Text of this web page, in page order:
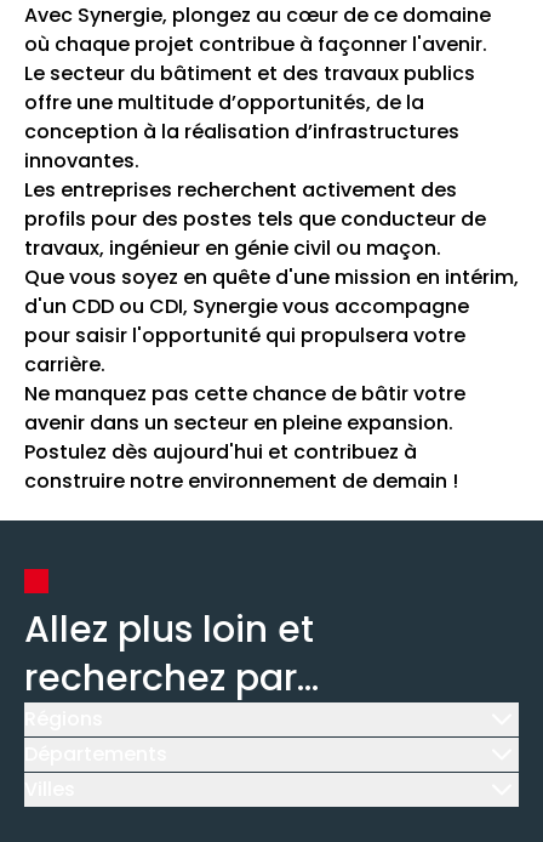
Avec Synergie, plongez au cœur de ce domaine
où chaque projet contribue à façonner l'avenir.
Le secteur du bâtiment et des travaux publics
offre une multitude d’opportunités, de la
conception à la réalisation d’infrastructures
innovantes.
Les entreprises recherchent activement des
profils pour des postes tels que conducteur de
travaux, ingénieur en génie civil ou maçon.
Que vous soyez en quête d'une mission en intérim,
d'un CDD ou CDI, Synergie vous accompagne
pour saisir l'opportunité qui propulsera votre
carrière.
Ne manquez pas cette chance de bâtir votre
avenir dans un secteur en pleine expansion.
Postulez dès aujourd'hui et contribuez à
construire notre environnement de demain !
Allez plus loin et
recherchez par...